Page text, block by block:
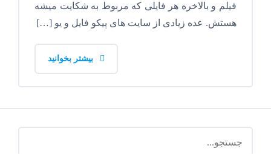
فیلم و بالاخره هر فایلی که مربوط به شکایت میشه
هستش. عده زیادی از سایت های پیکو فایل و یو […]